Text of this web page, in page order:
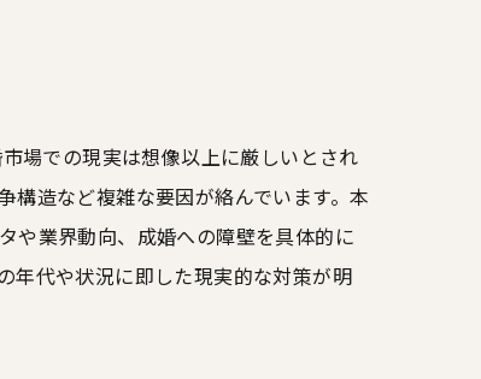
場での現実は想像以上に厳しいとされ
構造など複雑な要因が絡んでいます。本
や業界動向、成婚への障壁を具体的に
年代や状況に即した現実的な対策が明